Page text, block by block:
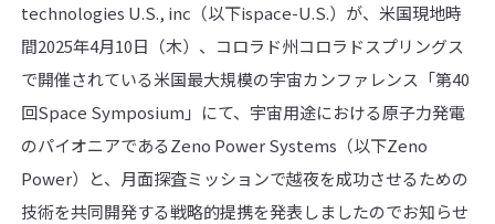
technologies U.S., inc（以下ispace-U.S.）が、米国現地時
間2025年4月10日（木）、コロラド州コロラドスプリングス
で開催されている米国最大規模の宇宙カンファレンス「第40
回Space Symposium」にて、宇宙用途における原子力発電
のパイオニアであるZeno Power Systems（以下Zeno
Power）と、月面探査ミッションで越夜を成功させるための
技術を共同開発する戦略的提携を発表しましたのでお知らせ